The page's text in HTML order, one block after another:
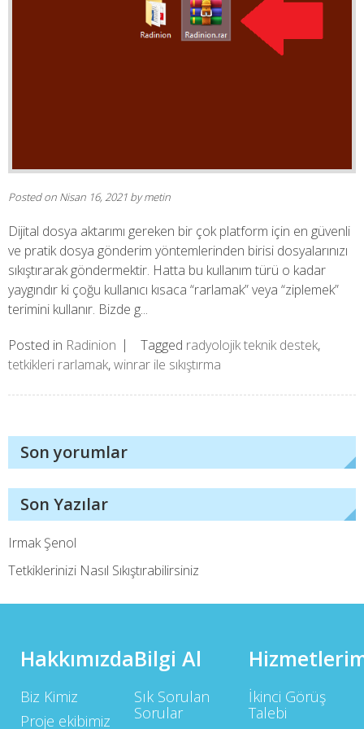
Posted on Nisan 16, 2021 bymetin
Dijital dosya aktarımı gereken bir çok platform için en güvenli
ve pratik dosya gönderim yöntemlerinden birisi dosyalarınızı
sıkıştırarak göndermektir. Hatta bu kullanım türü o kadar
yaygındır ki çoğu kullanıcı kısaca “rarlamak” veya “ziplemek”
terimini kullanır. Bizde g...
Posted in Radinion Tagged radyolojik teknik destek,
tetkikleri rarlamak,winrar ile sıkıştırma
Son yorumlar
Son Yazılar
Irmak Şenol
Tetkiklerinizi Nasıl Sıkıştırabilirsiniz
Hakkımızda
Biz Kimiz
Proje ekibimiz
Bilgi Al
Sık Sorulan
Sorular
İkinci Görüş
Talebi